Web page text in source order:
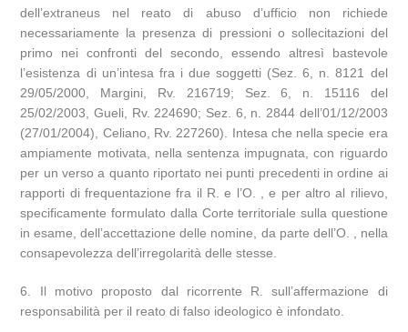
dell’extraneus nel reato di abuso d’ufficio non richiede
necessariamente la presenza di pressioni o sollecitazioni del
primo nei confronti del secondo, essendo altresì bastevole
l’esistenza di un’intesa fra i due soggetti (Sez. 6, n. 8121 del
29/05/2000, Margini, Rv. 216719; Sez. 6, n. 15116 del
25/02/2003, Gueli, Rv. 224690; Sez. 6, n. 2844 dell’01/12/2003
(27/01/2004), Celiano, Rv. 227260). Intesa che nella specie era
ampiamente motivata, nella sentenza impugnata, con riguardo
per un verso a quanto riportato nei punti precedenti in ordine ai
rapporti di frequentazione fra il R. e l’O. , e per altro al rilievo,
specificamente formulato dalla Corte territoriale sulla questione
in esame, dell’accettazione delle nomine, da parte dell’O. , nella
consapevolezza dell’irregolarità delle stesse.
6. Il motivo proposto dal ricorrente R. sull’affermazione di
responsabilità per il reato di falso ideologico è infondato.